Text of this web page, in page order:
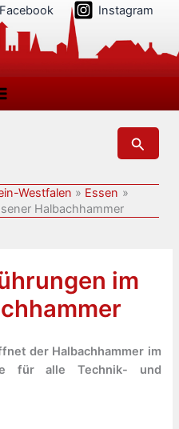
Facebook Instagram
Suchen
Westfalen
Essen
Halbachhammer
im
der Halbachhammer im
für alle Technik- und